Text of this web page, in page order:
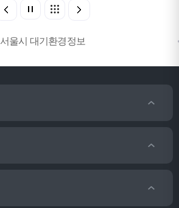
서울시 대기환경정보